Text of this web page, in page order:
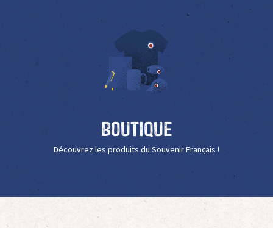
Boutique
Découvrez les produits du Souvenir Français !